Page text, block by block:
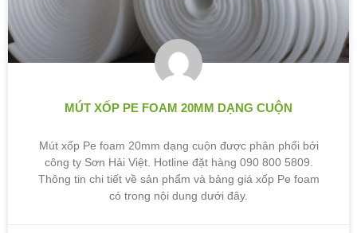
MÚT XỐP PE FOAM 20MM DẠNG CUỘN
Mút xốp Pe foam 20mm dạng cuộn được phân phối bởi
công ty Sơn Hải Việt. Hotline đặt hàng 090 800 5809.
Thông tin chi tiết về sản phẩm và bảng giá xốp Pe foam
có trong nội dung dưới đây.